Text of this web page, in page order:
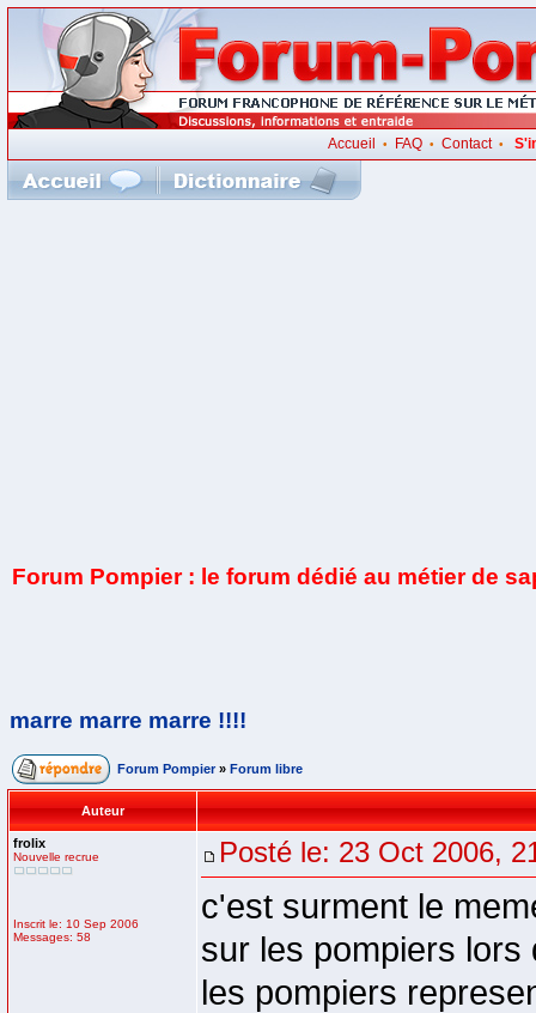
Accueil • FAQ• Contact•
Forum Pompier : le forum dédié au métier de
marre marre marre !!!!
Forum Pompier » Forum libre
Auteur
frolix
Nouvelle recrue
Inscrit le: 10 Sep 2006
Messages: 58
Posté le: 23 Oct 2006,
c'est surment le
sur les pompiers lors
les pompiers